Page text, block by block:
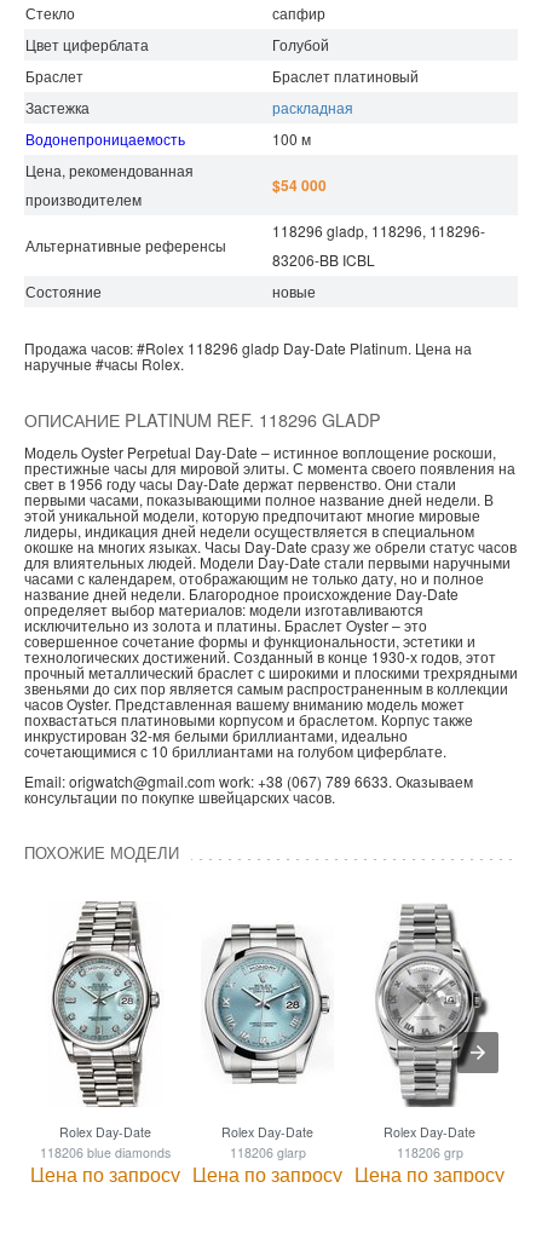
Стекло
сапфир
Цвет циферблата
Голубой
Браслет
Браслет платиновый
Застежка
раскладная
Водонепроницаемость
100 м
Цена, рекомендованная
производителем
$54 000
Альтернативные референсы
118296 gladp, 118296, 118296-
83206-BB ICBL
Состояние
новые
Продажа часов:#Rolex 118296 gladp Day-Date Platinum. Цена на
наручные #часы Rolex.
ОПИСАНИЕ PLATINUM REF. 118296 GLADP
Модель Oyster Perpetual Day-Date – истинное воплощение роскоши,
престижные часы для мировой элиты. С момента своего появления на
свет в 1956 году часы Day-Date держат первенство. Они стали
первыми часами, показывающими полное название дней недели. В
этой уникальной модели, которую предпочитают многие мировые
лидеры, индикация дней недели осуществляется в специальном
окошке на многих языках. Часы Day-Date сразу же обрели статус часов
для влиятельных людей. Модели Day-Date стали первыми наручными
часами с календарем, отображающим не только дату, но и полное
название дней недели. Благородное происхождение Day-Date
определяет выбор материалов: модели изготавливаются
исключительно из золота и платины. Браслет Oyster – это
совершенное сочетание формы и функциональности, эстетики и
технологических достижений. Созданный в конце 1930-х годов, этот
прочный металлический браслет с широкими и плоскими трехрядными
звеньями до сих пор является самым распространенным в коллекции
часов Oyster. Представленная вашему вниманию модель может
похвастаться платиновыми корпусом и браслетом. Корпус также
инкрустирован 32-мя белыми бриллиантами, идеально
сочетающимися с 10 бриллиантами на голубом циферблате.
Email: origwatch@gmail.com work: +38 (067) 789 6633. Оказываем
консультации по покупке швейцарских часов.
ПОХОЖИЕ МОДЕЛИ
Rolex Day-Date
118206 blue diamonds
Цена по запросу
Rolex Day-Date
118206 glarp
Цена по запросу
Rolex Day-Date
118206 grp
Цена по запросу